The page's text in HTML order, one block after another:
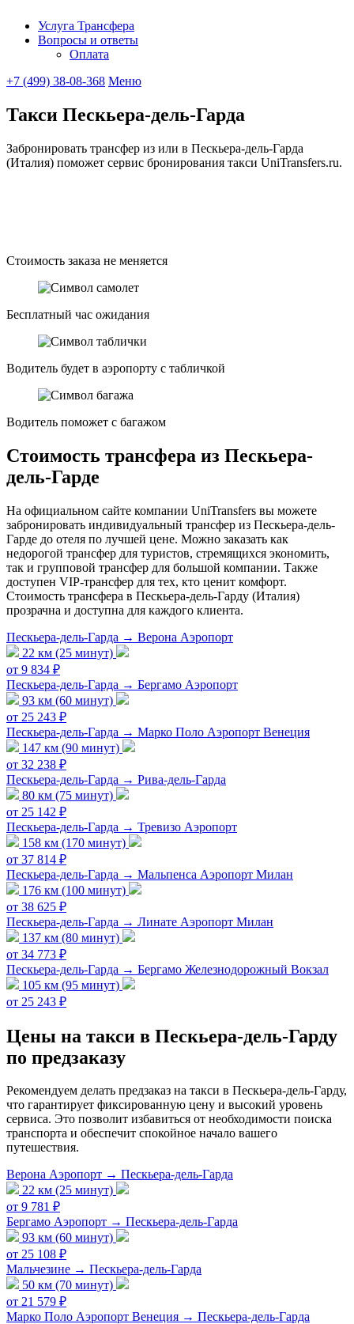
Услуга Трансфера
Вопросы и ответы
Оплата
+7 (499) 38-08-368 Меню
Такси Пескьера-дель-Гарда
Забронировать трансфер из или в Пескьера-дель-Гарда
(Италия) поможет сервис бронирования такси UniTransfers.ru.
Стоимость заказа не меняется
Бесплатный час ожидания
Водитель будет в аэропорту с табличкой
Водитель поможет с багажом
Стоимость трансфера из Пескьера-
дель-Гарде
На официальном сайте компании UniTransfers вы можете
забронировать индивидуальный трансфер из Пескьера-дель-
Гарде до отеля по лучшей цене. Можно заказать как
недорогой трансфер для туристов, стремящихся экономить,
так и групповой трансфер для большой компании. Также
доступен VIP-трансфер для тех, кто ценит комфорт.
Стоимость трансфера в Пескьера-дель-Гарду (Италия)
прозрачна и доступна для каждого клиента.
Пескьера-дель-Гарда → Верона Аэропорт
22 км (25 минут)
от 9 834 ₽
Пескьера-дель-Гарда → Бергамо Аэропорт
93 км (60 минут)
от 25 243 ₽
Пескьера-дель-Гарда → Марко Поло Аэропорт Венеция
147 км (90 минут)
от 32 238 ₽
Пескьера-дель-Гарда → Рива-дель-Гарда
80 км (75 минут)
от 25 142 ₽
Пескьера-дель-Гарда → Тревизо Аэропорт
158 км (170 минут)
от 37 814 ₽
Пескьера-дель-Гарда → Мальпенса Аэропорт Милан
176 км (100 минут)
от 38 625 ₽
Пескьера-дель-Гарда → Линате Аэропорт Милан
137 км (80 минут)
от 34 773 ₽
Пескьера-дель-Гарда → Бергамо Железнодорожный Вокзал
105 км (95 минут)
от 25 243 ₽
Цены на такси в Пескьера-дель-Гарду
по предзаказу
Рекомендуем делать предзаказ на такси в Пескьера-дель-Гарду,
что гарантирует фиксированную цену и высокий уровень
сервиса. Это позволит избавиться от необходимости поиска
транспорта и обеспечит спокойное начало вашего
путешествия.
Верона Аэропорт → Пескьера-дель-Гарда
22 км (25 минут)
от 9 781 ₽
Бергамо Аэропорт → Пескьера-дель-Гарда
93 км (60 минут)
от 25 108 ₽
Мальчезине → Пескьера-дель-Гарда
50 км (70 минут)
от 21 579 ₽
Марко Поло Аэропорт Венеция → Пескьера-дель-Гарда